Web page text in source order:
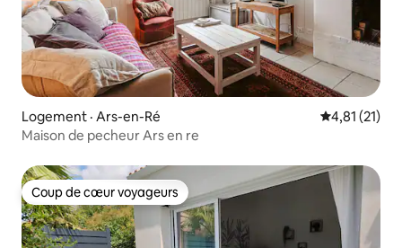
Logement · Ars-en-Ré Note
4,81 (21)
Maison de pecheur Ars en re
Coup de cœur voyageurs
Coup de cœur voyageurs